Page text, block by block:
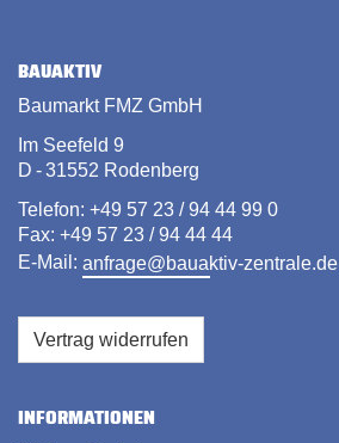
BAUAKTIV
Baumarkt FMZ GmbH
Im Seefeld 9
D - 31552 Rodenberg
Telefon: +49 57 23 / 94 44 99 0
Fax: +49 57 23 / 94 44 44
E-Mail: anfrage@bauaktiv-zentrale.de
Vertrag widerrufen
INFORMATIONEN